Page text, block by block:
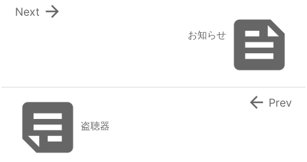

お知らせ

Next
盗聴器
 Prev